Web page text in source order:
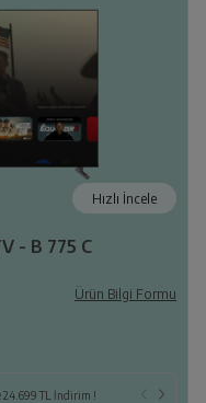
Hızlı İncele
- B 775 C
Ürün Bilgi Formu
24.699 TL İndirim !